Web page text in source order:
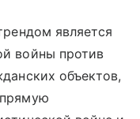
является
войны против
объектов,